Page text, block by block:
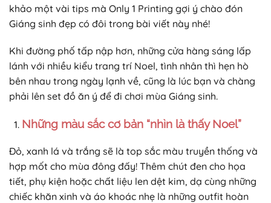
khảo một vài tips mà Only 1 Printing gợi ý chào đón
Giáng sinh đẹp có đôi trong bài viết này nhé!
Khi đường phố tấp nập hơn, những cửa hàng sáng lấp
lánh với nhiều kiểu trang trí Noel, tình nhân thì hẹn hò
bên nhau trong ngày lạnh về, cũng là lúc bạn và chàng
phải lên set đồ ăn ý để đi chơi mùa Giáng sinh.
Những màu sắc cơ bản “nhìn là thấy Noel”
Đỏ, xanh lá và trắng sẽ là top sắc màu truyền thống và
hợp mốt cho mùa đông đấy! Thêm chút đen cho họa
tiết, phụ kiện hoặc chất liệu len dệt kim, dạ cùng những
chiếc khăn xinh và áo khoác nhẹ là những outfit hoàn